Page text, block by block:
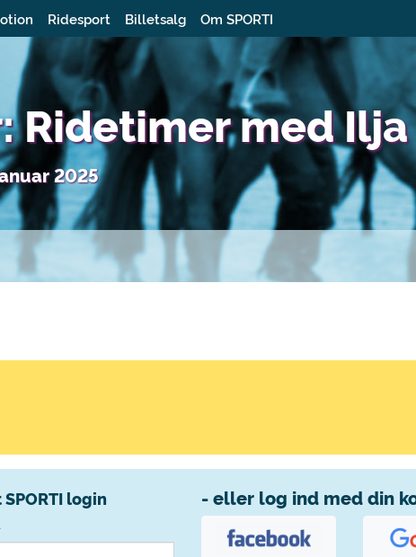
Ridesport Billetsalg Om SPORTI
Ridetimer med Ilja
2025
login - eller log ind med din